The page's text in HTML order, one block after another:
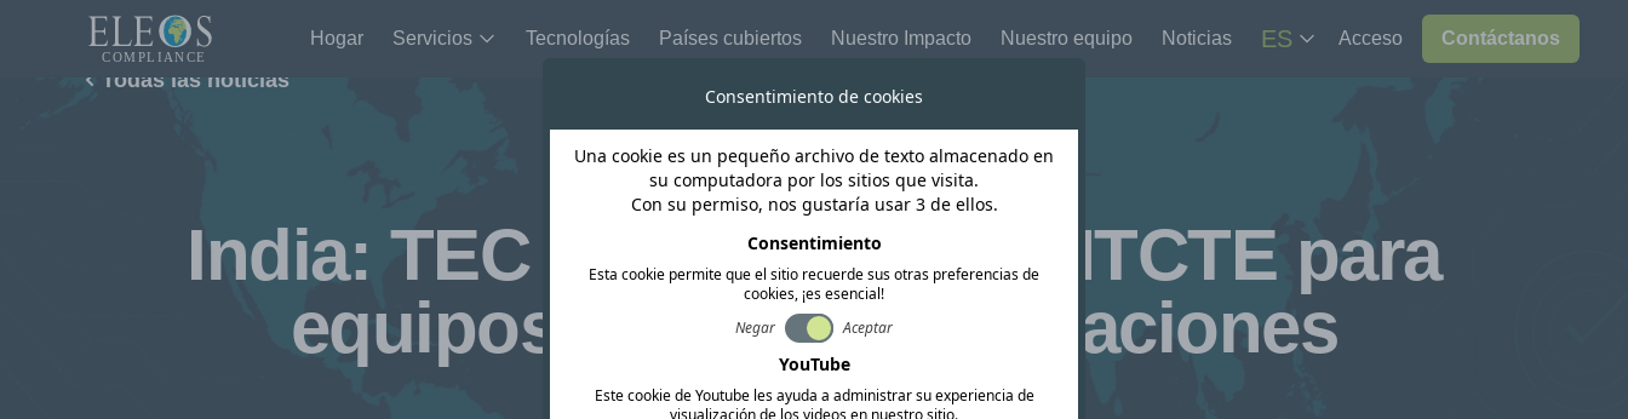
Hogar Servicios Tecnologías Países cubiertos Nuestro Impacto Nuestro equipo Noticias ES Acceso Contáctanos
Todas las noticias
India
India: TEC emite criterios MTCTE para
equipos de telecomunicaciones
especializados
Consentimiento de cookies
Una cookie es un pequeño archivo de texto almacenado en
su computadora por los sitios que visita.
Con su permiso, nos gustaría usar 3 de ellos.
Consentimiento
Esta cookie permite que el sitio recuerde sus otras preferencias de
cookies, ¡es esencial!
Negar
Aceptar
YouTube
Este cookie de Youtube les ayuda a administrar su experiencia de
visualización de los videos en nuestro sitio.